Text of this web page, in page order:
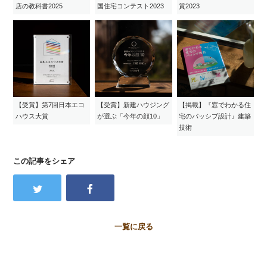
店の教科書2025
国住宅コンテスト2023
賞2023
【受賞】第7回日本エコ
ハウス大賞
【受賞】新建ハウジング
が選ぶ「今年の顔10」
【掲載】『窓でわかる住
宅のパッシブ設計』建築
技術
この記事をシェア
一覧に戻る